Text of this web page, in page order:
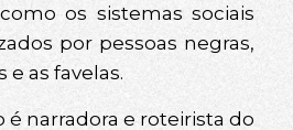
os sistemas sociais
por pessoas negras,
as favelas.
narradora e roteirista do